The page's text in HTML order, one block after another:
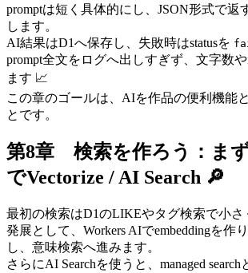
promptは短く具体的にし、JSON形式で返
します。
AI結果はD1へ保存し、失敗時はstatusを
prompt全文をログへ出しすぎず、文字数や
ます 📈
この章のゴールは、AIを作品の便利機能
とです。
第8章 検索を作ろう：ま
でVectorize / AI Search 🔎
最初の検索はD1のLIKEやタグ検索で小さ
発展として、Workers AIでembeddingを作
し、意味検索へ進みます。
さらにAI Searchを使うと、managed